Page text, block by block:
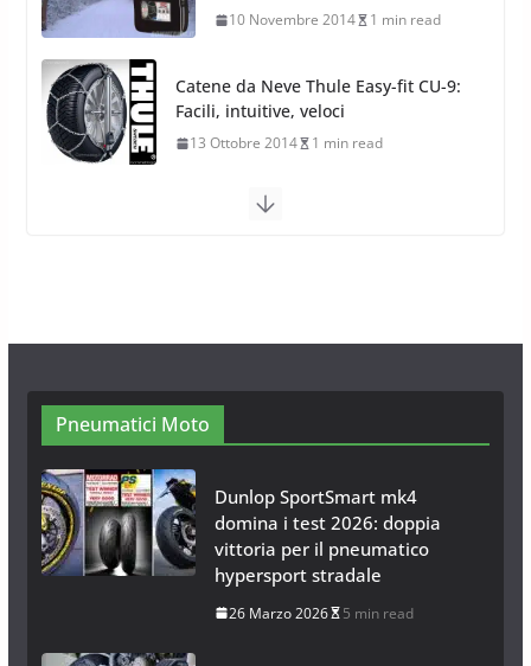
13 Ottobre 2014 1 min read
Calze da Neve Arexocks by
Arexons
26 Ottobre 2013 1 min read
Calze da Neve per Auto 2025:
26 Gennaio 2017
Pneumatici Moto
Dunlop SportSmart mk4
domina i test 2026: doppia
vittoria per il pneumatico
hypersport stradale
26 Marzo 2026 5 min read